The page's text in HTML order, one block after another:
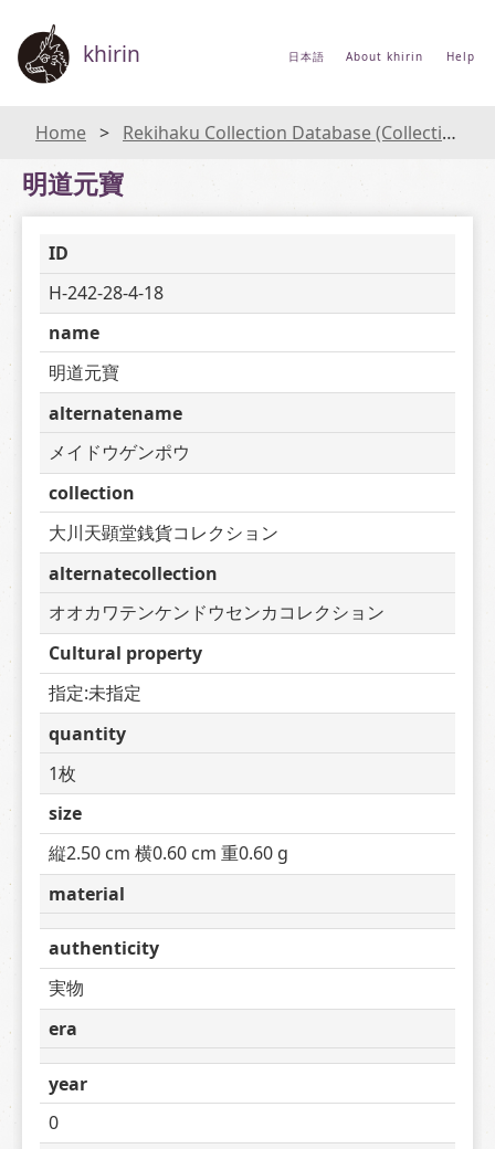
khirin 日本語 About khirin Help
Home Rekihaku Collection Database (Collections Database of the National Museum of Japanese History)
明道元寶
ID
H-242-28-4-18
name
明道元寶
alternatename
メイドウゲンポウ
collection
大川天顕堂銭貨コレクション
alternatecollection
オオカワテンケンドウセンカコレクション
Cultural property
指定:未指定
quantity
1枚
size
縦2.50 cm 横0.60 cm 重0.60 g
material
authenticity
実物
era
year
0